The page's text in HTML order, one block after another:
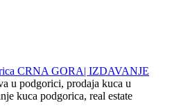
CRNA GORA| IZDAVANJE
u podgorici, prodaja kuca u
kuca podgorica, real estate